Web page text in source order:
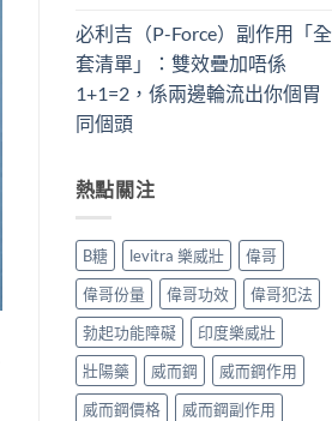
必利吉（P-Force）副作用「全
套清單」：雙效疊加唔係
1+1=2，係兩邊輪流出你個胃
同個頭
熱點關注
B糖 levitra 樂威壯
偉哥
偉哥份量
偉哥功效
偉哥犯法
勃起功能障礙
印度樂威壯
壯陽藥
威而鋼
威而鋼作用
威而鋼價格
威而鋼副作用